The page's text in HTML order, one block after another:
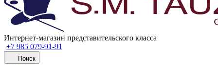
Интернет-магазин представительского класса
+7 985 079-91-91
Поиск